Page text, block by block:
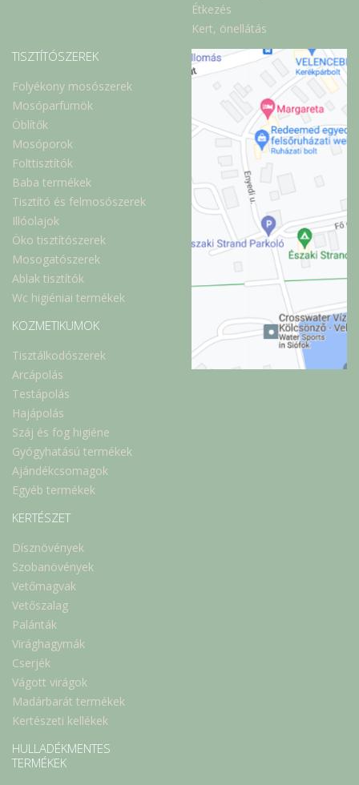
Étkezés
Kert, önellátás
TISZTÍTÓSZEREK
Folyékony mosószerek
Mosóparfümök
Öblítők
Mosóporok
Folttisztítók
Baba termékek
Tisztító és felmosószerek
Illóolajok
Öko tisztítószerek
Mosogatószerek
Ablak tisztítók
Wc higiéniai termékek
KOZMETIKUMOK
Tisztálkodószerek
Arcápolás
Testápolás
Hajápolás
Száj és fog higiéne
Gyógyhatású termékek
Ajándékcsomagok
Egyéb termékek
KERTÉSZET
Dísznövények
Szobanövények
Vetőmagvak
Vetőszalag
Palánták
Virághagymák
Cserjék
Vágott virágok
Madárbarát termékek
Kertészeti kellékek
HULLADÉKMENTES
TERMÉKEK